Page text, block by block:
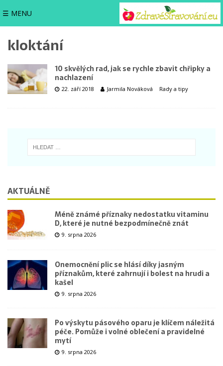
☰ MENU
kloktání
10 skvělých rad, jak se rychle zbavit chřipky a
nachlazení
22. září 2018 Jarmila Nováková Rady a tipy
AKTUÁLNĚ
Méně známé příznaky nedostatku vitaminu
D, které je nutné bezpodmínečně znát
9. srpna 2026
Onemocnění plic se hlásí díky jasným
příznakům, které zahrnují i bolest na hrudi a
kašel
9. srpna 2026
Po výskytu pásového oparu je klíčem náležitá
péče. Pomůže i volné oblečení a pravidelné
mytí
9. srpna 2026